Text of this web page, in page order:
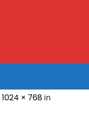
1024 × 768in